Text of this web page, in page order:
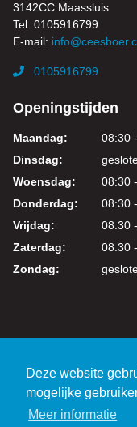
Deze website
mogelijke
Meer informatie
3142CC Maassluis
Tel: 0105916799
E-mail:
0105916799
Openingstijden
Maandag:
08:30
Dinsdag:
Woensdag:
08:30
Donderdag:
08:30
Vrijdag:
08:30
Zaterdag:
08:30
Zondag:
IN DEZE
BTW: